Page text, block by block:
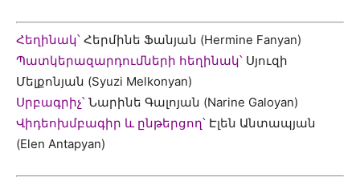
Հեղինակ՝ Հերմինե Ֆանյան (Hermine Fanyan)
Պատկերազարդումների հեղինակ՝ Սյուզի
Մելքոնյան (Syuzi Melkonyan)
Սրբագրիչ՝ Նարինե Գալոյան (Narine Galoyan)
Վիդեոխմբագիր և ընթերցող՝ Էլեն Անտապյան
(Elen Antapyan)